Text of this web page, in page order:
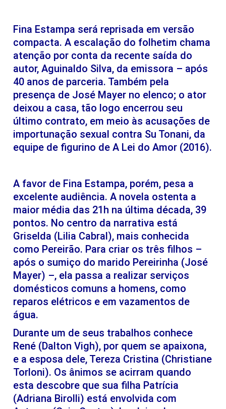
Fina Estampa será reprisada em versão
compacta. A escalação do folhetim chama
atenção por conta da recente saída do
autor, Aguinaldo Silva, da emissora – após
40 anos de parceria. Também pela
presença de José Mayer no elenco; o ator
deixou a casa, tão logo encerrou seu
último contrato, em meio às acusações de
importunação sexual contra Su Tonani, da
equipe de figurino de A Lei do Amor (2016).
A favor de Fina Estampa, porém, pesa a
excelente audiência. A novela ostenta a
maior média das 21h na última década, 39
pontos. No centro da narrativa está
Griselda (Lilia Cabral), mais conhecida
como Pereirão. Para criar os três filhos –
após o sumiço do marido Pereirinha (José
Mayer) –, ela passa a realizar serviços
domésticos comuns a homens, como
reparos elétricos e em vazamentos de
água.
Durante um de seus trabalhos conhece
René (Dalton Vigh), por quem se apaixona,
e a esposa dele, Tereza Cristina (Christiane
Torloni). Os ânimos se acirram quando
esta descobre que sua filha Patrícia
(Adriana Birolli) está envolvida com